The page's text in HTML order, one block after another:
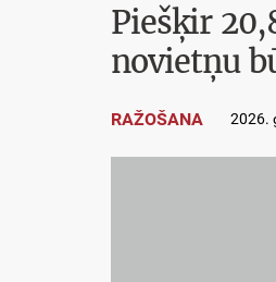
Piešķir
novietņu
RAŽOŠANA 2026.